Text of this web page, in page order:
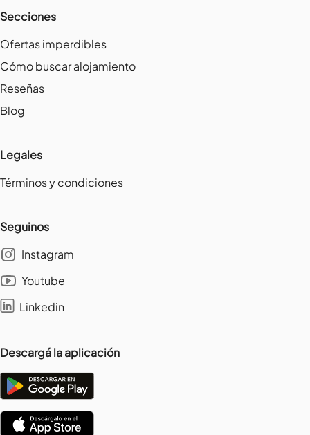
Secciones
Ofertas imperdibles
Cómo buscar alojamiento
Reseñas
Blog
Legales
Términos y condiciones
Seguinos
Instagram
Youtube
Linkedin
Descargá la aplicación